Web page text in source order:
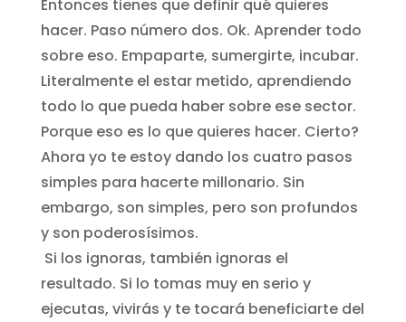
Entonces tienes que definir qué quieres
hacer. Paso número dos. Ok. Aprender todo
sobre eso. Empaparte, sumergirte, incubar.
Literalmente el estar metido, aprendiendo
todo lo que pueda haber sobre ese sector.
Porque eso es lo que quieres hacer. Cierto?
Ahora yo te estoy dando los cuatro pasos
simples para hacerte millonario. Sin
embargo, son simples, pero son profundos
y son poderosísimos.
Si los ignoras, también ignoras el
resultado. Si lo tomas muy en serio y
ejecutas, vivirás y te tocará beneficiarte del